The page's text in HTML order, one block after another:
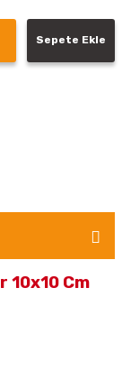
Sepete Ekle
10x10 Cm